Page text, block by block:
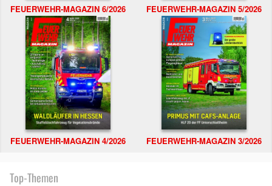
FEUERWEHR-MAGAZIN 6/2026 FEUERWEHR-MAGAZIN 5/2026
FEUERWEHR-MAGAZIN 4/2026 FEUERWEHR-MAGAZIN 3/2026
Top-Themen